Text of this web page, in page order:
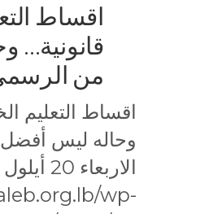
اقساط
قانونية…
من
اقساط التعليم
وحاله ليس
wp-